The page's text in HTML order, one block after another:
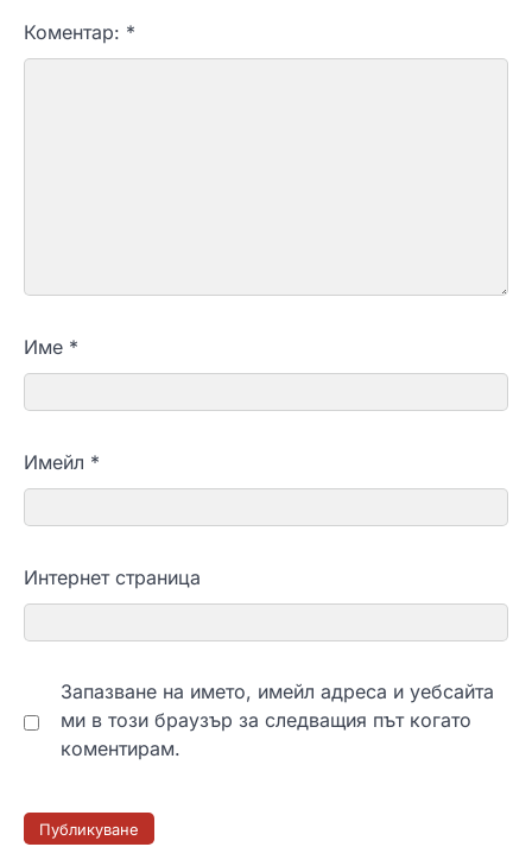
Коментар: *
Име *
Имейл *
Интернет страница
Запазване на името, имейл адреса и уебсайта
ми в този браузър за следващия път когато
коментирам.